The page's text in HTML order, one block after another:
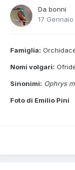
Da bonni
17
Famiglia:
Nomi volgari:
Sinonimi: Ophrys
Foto di Emilio Pini